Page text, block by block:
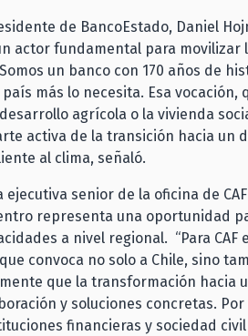
de BancoEstado, Daniel
actor fundamental para movilizar
un banco con 170 años de
más lo necesita. Esa vocación,
agrícola o la vivienda
activa de la transición hacia un
al clima, señaló.
ejecutiva senior de la oficina de
representa una oportunidad
a nivel regional. “Para
convoca no solo a Chile, sino
que la transformación hacia
y soluciones concretas.
financieras y sociedad